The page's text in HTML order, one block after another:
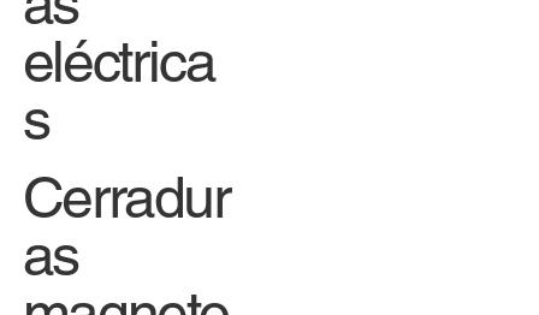
eléctrica
s
Cerradur
as